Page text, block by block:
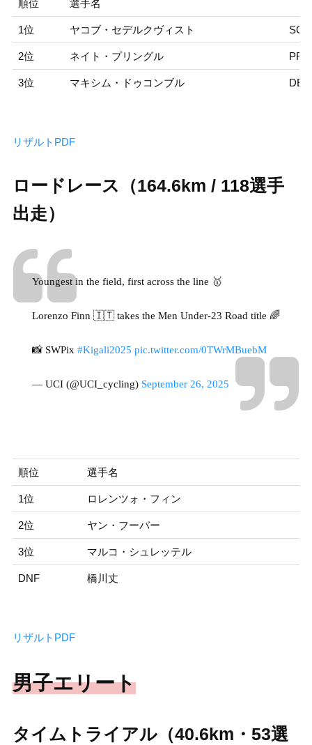
順位 選手名
1位 ヤコブ・セデルクヴィスト
2位 ネイト・プリングル
3位 マキシム・ドゥコンブル
リザルトPDF
ロードレース（164.6km / 118選手
出走）
Youngest in the field, first across the line 🥇
Lorenzo Finn 🇮🇹 takes the Men Under-23 Road title 🌈
📸 SWPix #Kigali2025 pic.twitter.com/0TWrMBuebM
— UCI (@UCI_cycling) September 26, 2025
順位 選手名
1位 ロレンツォ・フィン
2位 ヤン・フーバー
3位 マルコ・シュレッテル
DNF 橋川丈
リザルトPDF
男子エリート
タイムトライアル（40.6km・53選